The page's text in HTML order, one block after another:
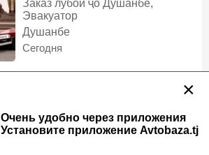
×
Очень удобно через приложения
Установите приложение Avtobaza.tj
Заказ лубой ҷо Душанбе,
Эвакуатор
Душанбе
Сегодня
Цена договорная Торг есть
Хизматрасонии эвакуатор дар